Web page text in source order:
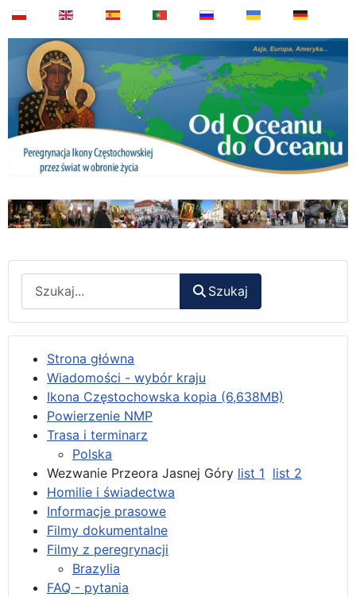
Szukaj
Strona główna
Wiadomości - wybór kraju
Ikona Częstochowska kopia (6,638MB)
Powierzenie NMP
Trasa i terminarz
Polska
Wezwanie Przeora Jasnej Góry list 1 list 2
Homilie i świadectwa
Informacje prasowe
Filmy dokumentalne
Filmy z peregrynacji
Brazylia
FAQ - pytania